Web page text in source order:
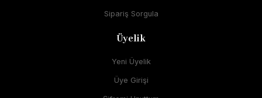
Sipariş Sorgula
Üyelik
Yeni Üyelik
Üye Girişi